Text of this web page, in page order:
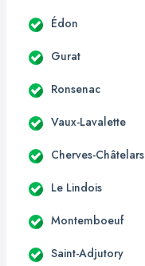
Édon
Gurat
Ronsenac
Vaux-Lavalette
Cherves-Châtelars
Le Lindois
Montemboeuf
Saint-Adjutory